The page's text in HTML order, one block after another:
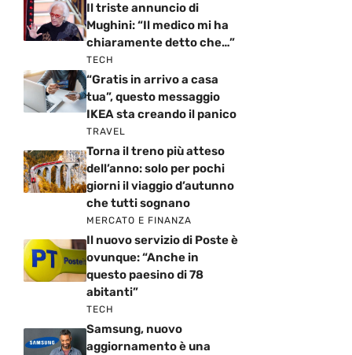
Il triste annuncio di
Mughini: “Il medico mi ha
chiaramente detto che…”
TECH
“Gratis in arrivo a casa
tua”, questo messaggio
IKEA sta creando il panico
TRAVEL
Torna il treno più atteso
dell’anno: solo per pochi
giorni il viaggio d’autunno
che tutti sognano
MERCATO E FINANZA
Il nuovo servizio di Poste è
ovunque: “Anche in
questo paesino di 78
abitanti”
TECH
Samsung, nuovo
aggiornamento è una